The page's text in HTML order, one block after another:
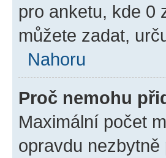
pro anketu, kde 0
můžete zadat,
Nahoru
Proč nemohu
Maximální počet
opravdu